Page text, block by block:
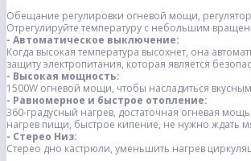
Обещание регулировки огневой мощи,
Отрегулируйте температуру с небольшим
- Автоматическое выключение:
Когда высокая температура высохнет, она
защиту электропитания, которая является
- Высокая мощность:
1500W огневой мощи, чтобы насладиться вкусным
- Равномерное и быстрое отопление:
360-градусный нагрев, достаточная огневая
нагрев пищи, быстрое кипение, не нужно ждать
- Стерео Низ:
Стерео дно кастрюли, уменьшить нагрев